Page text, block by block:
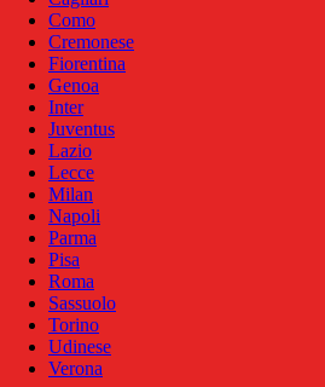
Como
Cremonese
Fiorentina
Genoa
Inter
Juventus
Lazio
Lecce
Milan
Napoli
Parma
Pisa
Roma
Sassuolo
Torino
Udinese
Verona